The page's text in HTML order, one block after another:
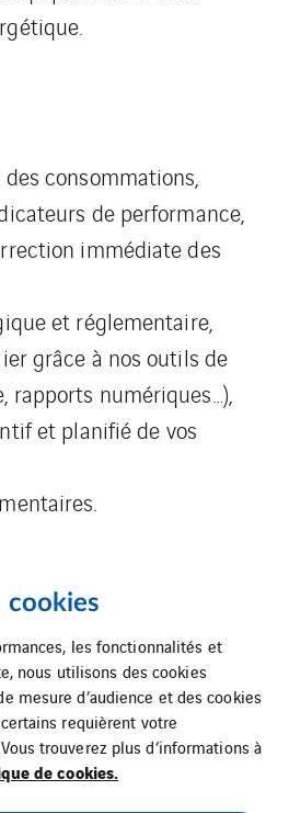
consommations,
de performance,
immédiate des
et réglementaire,
grâce à nos outils de
rapports numériques…),
et planifié de vos
proposés
cookies
les fonctionnalités et
nous utilisons des cookies
mesure d’audience et des cookies
requièrent votre
trouverez plus d’informations à
de cookies.